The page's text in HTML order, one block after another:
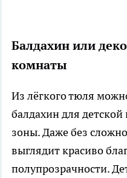
Балдахин или
комнаты
Из лёгкого тюля
балдахин для
зоны. Даже без
выглядит красиво
полупрозрачности.